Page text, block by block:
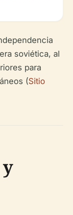
soviética, al
para
(Sitio